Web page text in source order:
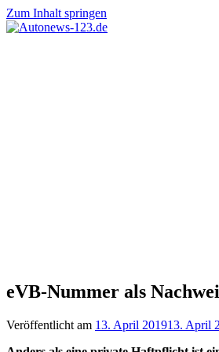
Zum Inhalt springen
eVB-Nummer als
Veröffentlicht am 13. April 201913. April